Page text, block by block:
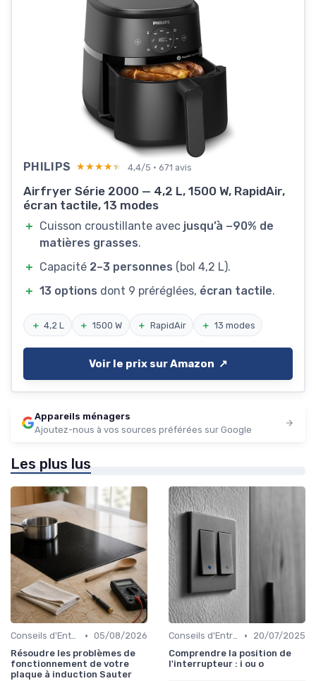
PHILIPS ★★★★★
★★★★★ 4,4/5 · 671 avis
Airfryer Série 2000 — 4,2 L, 1500 W, RapidAir,
écran tactile, 13 modes
＋ Cuisson croustillante avec jusqu’à −90% de
matières grasses.
＋ Capacité 2–3 personnes (bol 4,2 L).
＋ 13 options dont 9 préréglées, écran tactile.
＋ 4,2 L ＋ 1500 W ＋ RapidAir ＋ 13 modes
Voir le prix sur Amazon ↗️
Appareils ménagers
Ajoutez-nous à vos sources préférées sur Google
Les plus lus
Conseils d'Entretien • 05/08/2026
Résoudre les problèmes de
fonctionnement de votre
plaque à induction Sauter
Conseils d'Entretien •
20/07/2025
Comprendre la position de
l'interrupteur : i ou o